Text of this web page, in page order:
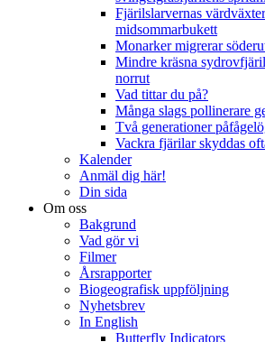
Fjärilslarvernas
midsommarbukett
Monarker migrerar
Mindre kräsna
norrut
Vad tittar du på?
Många slags pollinerare
Två generationer
Vackra fjärilar skyddas
Kalender
Anmäl dig här!
Din sida
Om oss
Bakgrund
Vad gör vi
Filmer
Årsrapporter
Biogeografisk uppföljning
Nyhetsbrev
In English
Butterfly Indicators